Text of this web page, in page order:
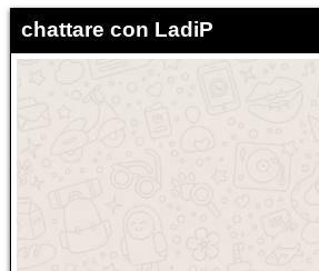
chattare con LadiP